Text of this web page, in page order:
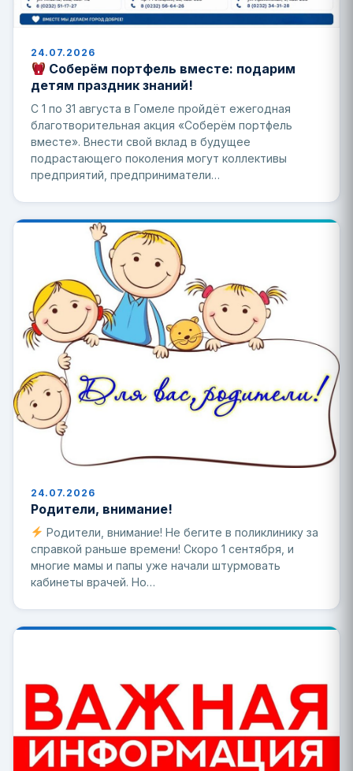
24.07.2026
Соберём портфель вместе: подарим
детям праздник знаний!
С 1 по 31 августа в Гомеле пройдёт ежегодная
благотворительная акция «Соберём портфель
вместе». Внести свой вклад в будущее
подрастающего поколения могут коллективы
предприятий, предприниматели…
24.07.2026
Родители, внимание!
Родители, внимание! Не бегите в поликлинику за
справкой раньше времени! Скоро 1 сентября, и
многие мамы и папы уже начали штурмовать
кабинеты врачей. Но…